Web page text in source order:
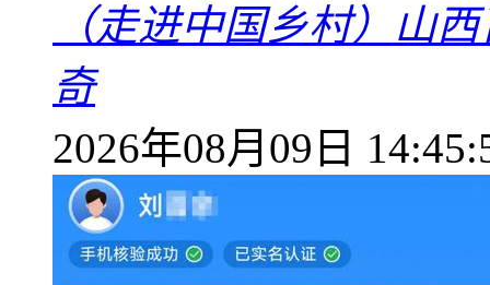
（走进中国乡村）山
奇
2026年08月09日